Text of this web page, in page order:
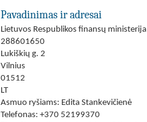
Pavadinimas ir adresai
Lietuvos Respublikos finansų ministerija
288601650
Lukiškių g. 2
Vilnius
01512
LT
Asmuo ryšiams: Edita Stankevičienė
Telefonas: +370 52199370